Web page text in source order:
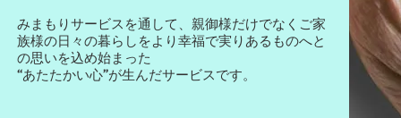
みまもりサービスを通して、親御様だけでなくご家
族様の日々の暮らしをより幸福で実りあるものへと
の思いを込め始まった
“あたたかい心”が生んだサービスです。